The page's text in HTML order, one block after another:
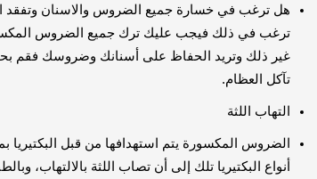
هل ترغب في خسارة جميع الضروس والاسنان وتفقد
ترغب في ذلك فيجب عليك ترك جميع الضروس
غير ذلك وتريد الحفاظ على أسنانك وضروسك فقم
تآكل العظام.
التهاب اللثة
الضروس المكسورة يتم استهدافها من قبل
أنواع البكتيريا تلك إلى أن تصاب اللثة بالالتهاب،